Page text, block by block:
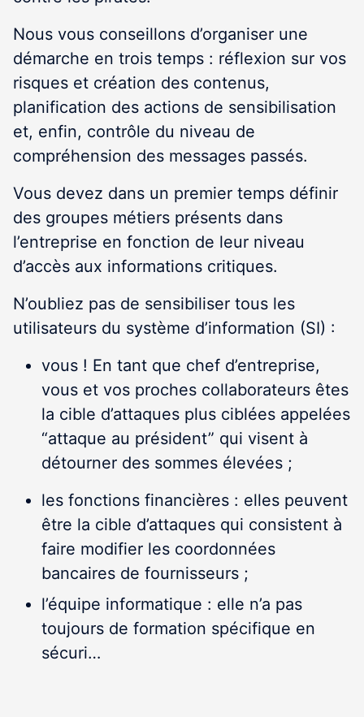
Nous vous conseillons d’organiser une
démarche en trois temps : réflexion sur vos
risques et création des contenus,
planification des actions de sensibilisation
et, enfin, contrôle du niveau de
compréhension des messages passés.
Vous devez dans un premier temps définir
des groupes métiers présents dans
l’entreprise en fonction de leur niveau
d’accès aux informations critiques.
N’oubliez pas de sensibiliser tous les
utilisateurs du système d’information (SI) :
vous ! En tant que chef d’entreprise,
vous et vos proches collaborateurs êtes
la cible d’attaques plus ciblées appelées
“attaque au président” qui visent à
détourner des sommes élevées ;
les fonctions financières : elles peuvent
être la cible d’attaques qui consistent à
faire modifier les coordonnées
bancaires de fournisseurs ;
l’équipe informatique : elle n’a pas
toujours de formation spécifique en
sécuri…